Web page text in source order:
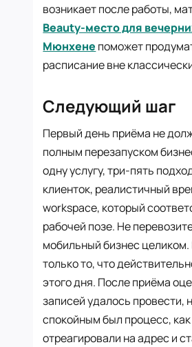
возникает после работы,
Beauty-место для
Мюнхене поможет
расписание вне
Следующий шаг
Первый день приёма не
полным перезапуском
одну услугу, три-пять
клиенток, реалистичный
workspace, который
рабочей позе. Не
мобильный бизнес
только то, что
этого дня. После приёма
записей удалось провести,
спокойным был процесс, как
отреагировали на адрес и